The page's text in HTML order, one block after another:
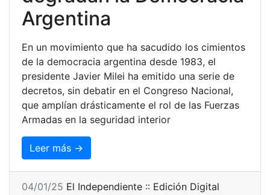
Argentina
En un movimiento que ha sacudido los cimientos
de la democracia argentina desde 1983, el
presidente Javier Milei ha emitido una serie de
decretos, sin debatir en el Congreso Nacional,
que amplían drásticamente el rol de las Fuerzas
Armadas en la seguridad interior
Leer más →
04/01/25 El Independiente :: Edición Digital